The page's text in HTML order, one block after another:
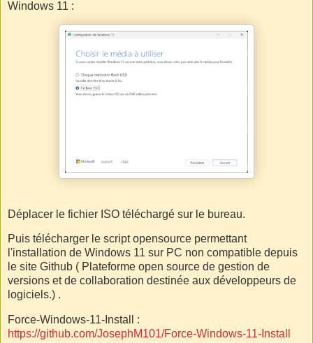
Windows 11 :
Déplacer le fichier ISO téléchargé sur le bureau.
Puis télécharger le script opensource permettant
l'installation de Windows 11 sur PC non compatible depuis
le site Github ( Plateforme open source de gestion de
versions et de collaboration destinée aux développeurs de
logiciels.) .
Force-Windows-11-Install :
https://github.com/JosephM101/Force-Windows-11-Install